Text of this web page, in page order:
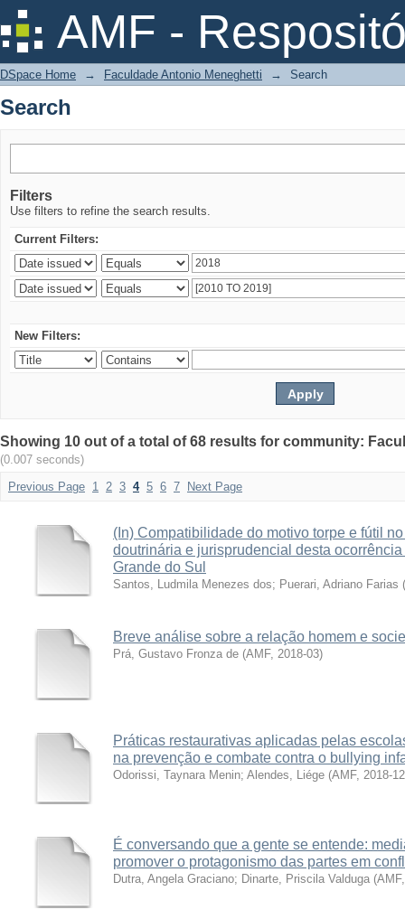
AMF -
Search
DSpace Home → Faculdade Antonio Meneghetti → Search
Search
Filters
Use filters to refine the search results.
Current Filters:
New Filters:
Showing 10 out of a total of 68 results for community:
(0.007 seconds)
Previous Page 1 2 3 4 5 6 7 Next Page
(In) Compatibilidade do motivo torpe e fútil
doutrinária e jurisprudencial desta
Grande do Sul
Santos, Ludmila Menezes dos; Puerari, Adriano Farias (
Breve análise sobre a relação homem e
Prá, Gustavo Fronza de (AMF, 2018-03)
Práticas restaurativas aplicadas pelas
na prevenção e combate contra o bullying
Odorissi, Taynara Menin; Alendes, Liége (AMF, 2018-12
É conversando que a gente se entende:
promover o protagonismo das partes em
Dutra, Angela Graciano; Dinarte, Priscila Valduga (AMF